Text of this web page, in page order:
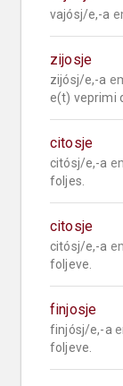
vajósj/e,-a
zijosje
zijósj/e,-a
e(t) veprimi
citosje
citósj/e,-a
foljes.
citosje
citósj/e,-a
foljeve.
finjosje
finjósj/e,-a
foljeve.